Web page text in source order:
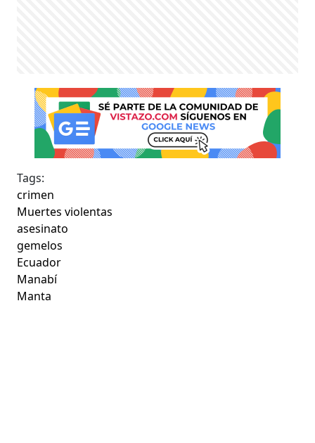
Tags:
crimen
Muertes violentas
asesinato
gemelos
Ecuador
Manabí
Manta